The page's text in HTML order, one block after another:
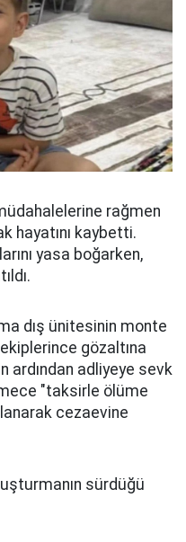
rağmen
hayatını kaybetti.
yasa boğarken,
dış ünitesinin monte
gözaltına
ardından adliyeye sevk
"taksirle ölüme
cezaevine
sürdüğü